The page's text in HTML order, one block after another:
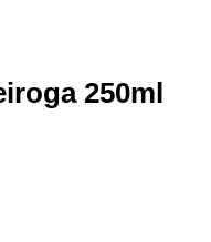
250ml